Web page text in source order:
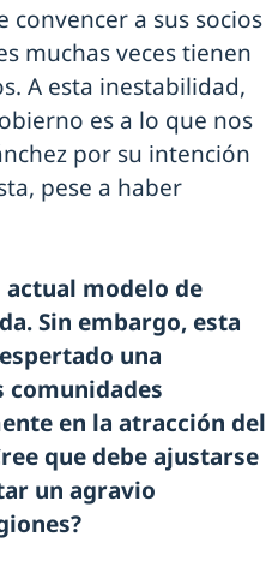
a sus socios
muchas veces tienen
A esta inestabilidad,
es a lo que nos
por su intención
pese a haber
actual modelo de
Sin embargo, esta
una
comunidades
en la atracción del
que debe ajustarse
un agravio